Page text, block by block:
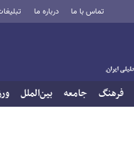
تماس با ما درباره ما
فرهنگ جامعه بین‌الملل